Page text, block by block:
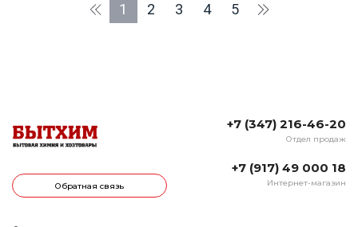
1 2 3 4 5
Обратная связь
+7 (347) 216-46-20
Отдел продаж
+7 (917) 49 000 18
Интернет-магазин